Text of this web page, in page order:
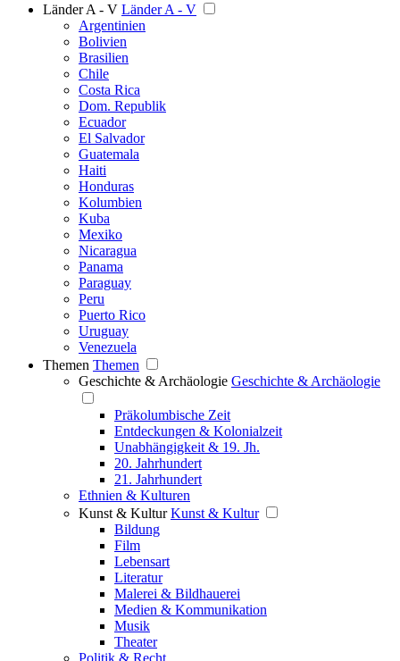
Länder A - V Länder A - V
Argentinien
Bolivien
Brasilien
Chile
Costa Rica
Dom. Republik
Ecuador
El Salvador
Guatemala
Haiti
Honduras
Kolumbien
Kuba
Mexiko
Nicaragua
Panama
Paraguay
Peru
Puerto Rico
Uruguay
Venezuela
Themen Themen
Geschichte & Archäologie Geschichte & Archäologie
Präkolumbische Zeit
Entdeckungen & Kolonialzeit
Unabhängigkeit & 19. Jh.
20. Jahrhundert
21. Jahrhundert
Ethnien & Kulturen
Kunst & Kultur Kunst & Kultur
Bildung
Film
Lebensart
Literatur
Malerei & Bildhauerei
Medien & Kommunikation
Musik
Theater
Politik & Recht